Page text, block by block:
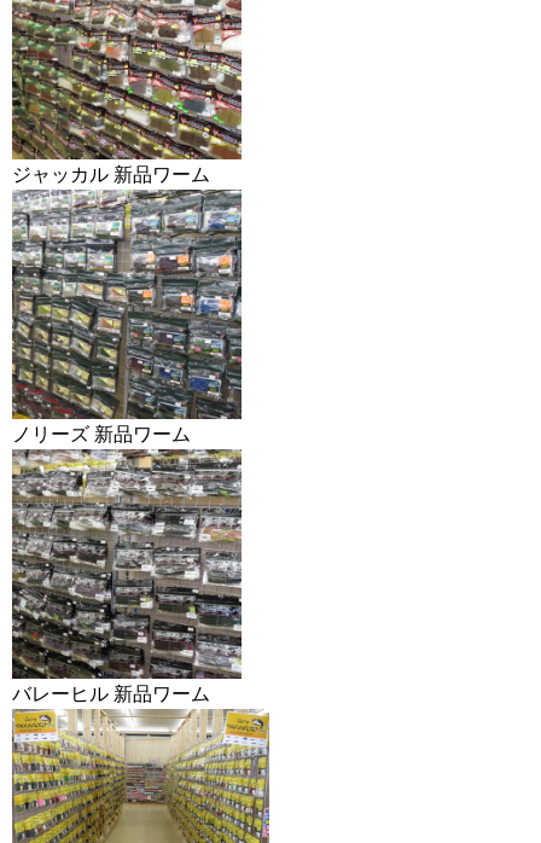
ジャッカル 新品ワーム
ノリーズ 新品ワーム
バレーヒル 新品ワーム